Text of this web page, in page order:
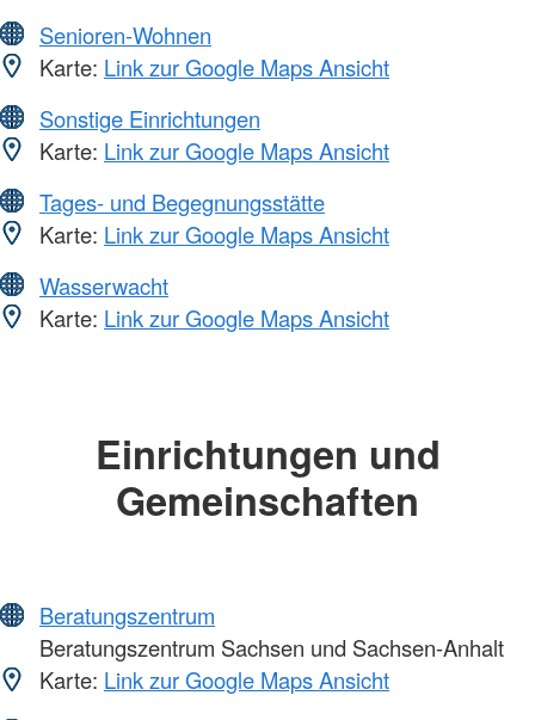
Senioren-Wohnen
Karte: Link zur Google Maps Ansicht
Sonstige Einrichtungen
Karte: Link zur Google Maps Ansicht
Tages- und Begegnungsstätte
Karte: Link zur Google Maps Ansicht
Wasserwacht
Karte: Link zur Google Maps Ansicht
Einrichtungen und
Gemeinschaften
Beratungszentrum
Beratungszentrum Sachsen und Sachsen-Anhalt
Karte: Link zur Google Maps Ansicht